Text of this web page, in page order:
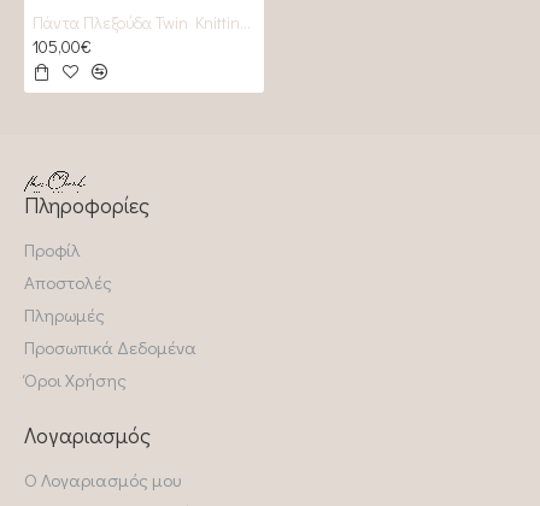
Πάντα Πλεξούδα Twin Knitting Almond
105,00€
Πληροφορίες
Προφίλ
Αποστολές
Πληρωμές
Προσωπικά Δεδομένα
Όροι Χρήσης
Λογαριασμός
Ο Λογαριασμός μου